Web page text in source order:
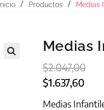
Inicio Productos Medias
Medias
$2.047,00
$1.637,60
Medias